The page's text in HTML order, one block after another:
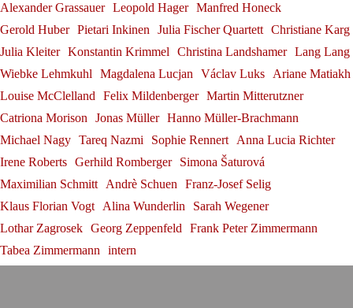
Alexander Grassauer Leopold Hager Manfred Honeck
Gerold Huber Pietari Inkinen Julia Fischer Quartett Christiane Karg
Julia Kleiter Konstantin Krimmel Christina Landshamer Lang Lang
Wiebke Lehmkuhl
Magdalena Lucjan Václav Luks
Ariane Matiakh
Louise McClelland
Felix Mildenberger Martin Mitterutzner
Catriona Morison
Jonas Müller Hanno Müller-Brachmann
Michael Nagy Tareq Nazmi Sophie Rennert
Anna Lucia Richter
Irene Roberts Gerhild Romberger
Simona Šaturová
Maximilian Schmitt
Andrè Schuen
Franz-Josef Selig
Klaus Florian Vogt
Alina Wunderlin
Sarah Wegener
Lothar Zagrosek Georg Zeppenfeld
Frank Peter Zimmermann
Tabea Zimmermann
intern